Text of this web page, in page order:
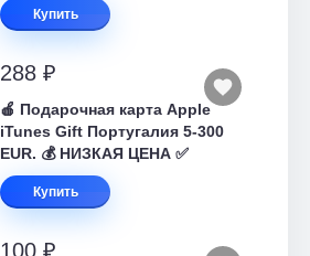
Купить
288 ₽
🍎 Подарочная карта Apple
iTunes Gift Португалия 5-300
EUR. 💰 НИЗКАЯ ЦЕНА ✅
Купить
100 ₽